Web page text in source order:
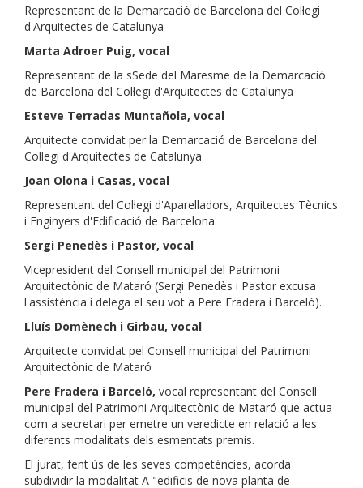
Representant de la Demarcació de Barcelona del Col·legi
d'Arquitectes de Catalunya
Marta Adroer Puig, vocal
Representant de la sSede del Maresme de la Demarcació
de Barcelona del Col·legi d'Arquitectes de Catalunya
Esteve Terradas Muntañola, vocal
Arquitecte convidat per la Demarcació de Barcelona del
Col·legi d'Arquitectes de Catalunya
Joan Olona i Casas, vocal
Representant del Col·legi d'Aparelladors, Arquitectes Tècnics
i Enginyers d'Edificació de Barcelona
Sergi Penedès i Pastor, vocal
Vicepresident del Consell municipal del Patrimoni
Arquitectònic de Mataró (Sergi Penedès i Pastor excusa
l'assistència i delega el seu vot a Pere Fradera i Barceló).
Lluís Domènech i Girbau, vocal
Arquitecte convidat pel Consell municipal del Patrimoni
Arquitectònic de Mataró
Pere Fradera i Barceló, vocal representant del Consell
municipal del Patrimoni Arquitectònic de Mataró que actua
com a secretari per emetre un veredicte en relació a les
diferents modalitats dels esmentats premis.
El jurat, fent ús de les seves competències, acorda
subdividir la modalitat A "edificis de nova planta de